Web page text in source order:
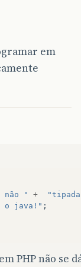
em
não " +
o java!" ;
PHP não se